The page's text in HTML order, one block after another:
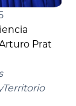
Prat